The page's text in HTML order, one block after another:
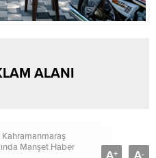
ALANI
Kahramanmaraş
Manşet Haber
+ -